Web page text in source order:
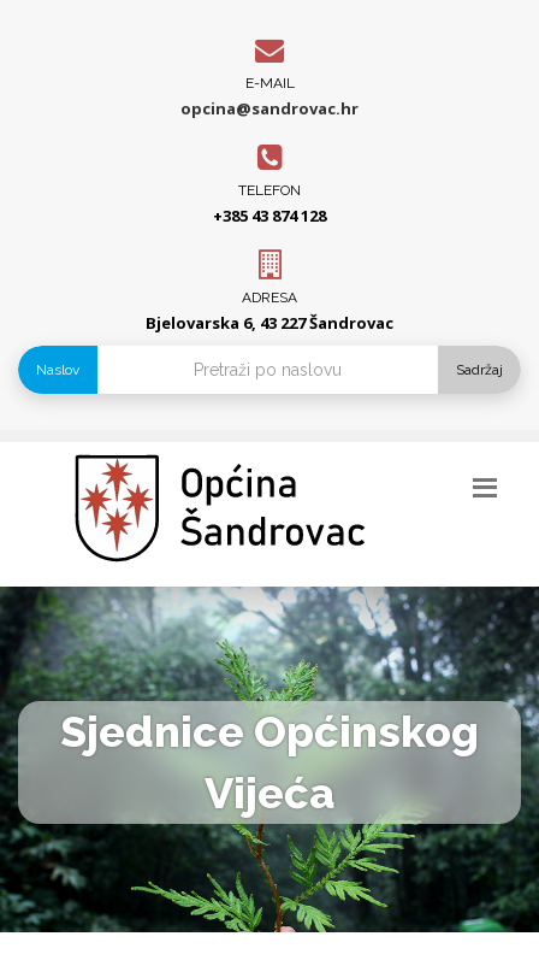
E-MAIL
opcina@sandrovac.hr
TELEFON
+385 43 874 128
ADRESA
Bjelovarska 6, 43 227 Šandrovac
Naslov Sadržaj
Sjednice Općinskog
Vijeća